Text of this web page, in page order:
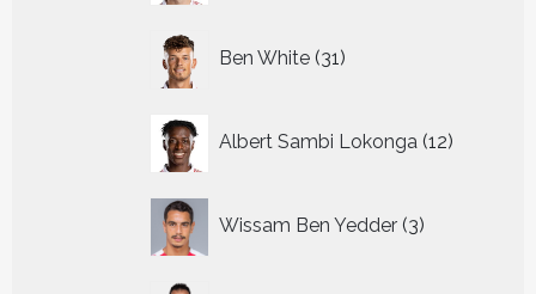
Ben White 31
producten
Albert Sambi Lokonga 12
Wissam Ben Yedder 3
producten